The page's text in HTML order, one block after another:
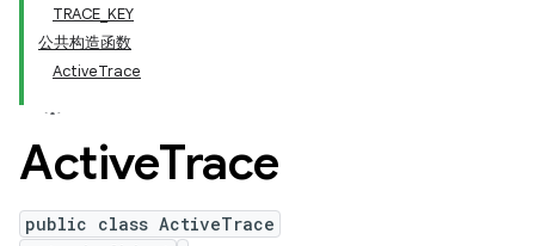
TRACE_KEY
公共构造函数
ActiveTrace
ActiveTrace
public class ActiveTrace